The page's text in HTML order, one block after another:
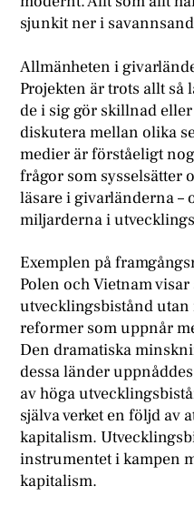
sjunkit ner i
Allmänheten i
Projekten är trots allt så
de i sig gör skillnad
diskutera mellan olika
medier är förståeligt
frågor som sysselsätter
läsare i givarländerna –
miljarderna i
Exemplen på
Polen och Vietnam
utvecklingsbistånd utan
reformer som uppnår
Den dramatiska
dessa länder
av höga
själva verket en följd av
kapitalism.
instrumentet i kampen
kapitalism.